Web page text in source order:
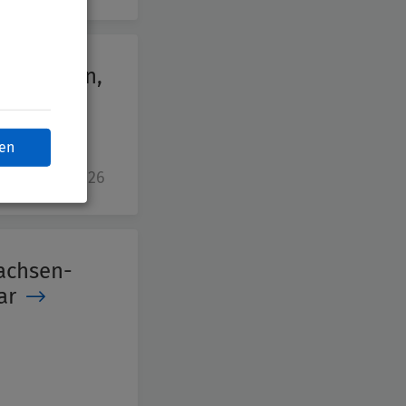
26. März 2026